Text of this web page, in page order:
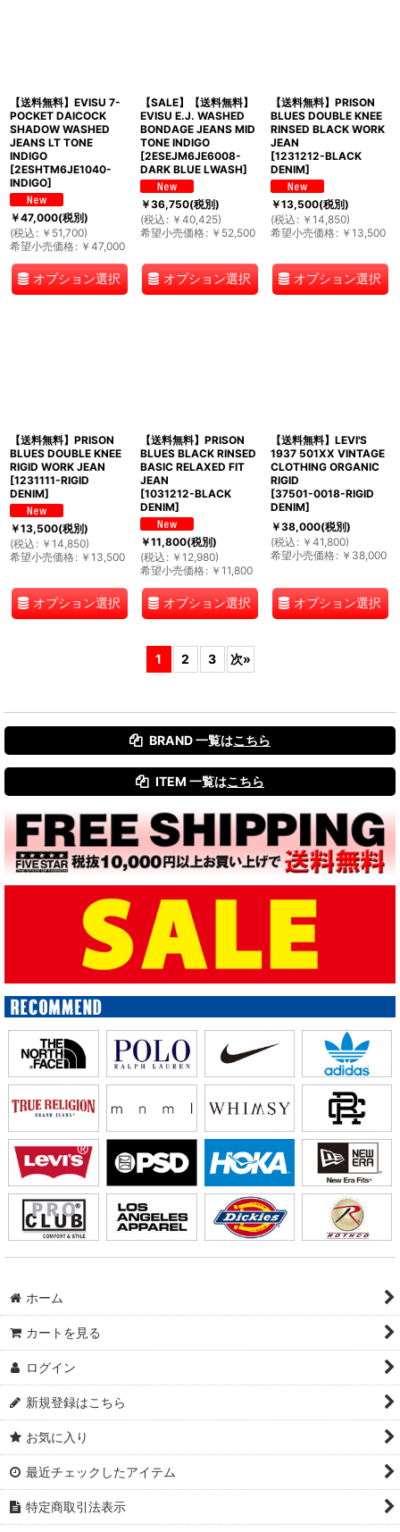
【送料無料】EVISU 7-
POCKET DAICOCK
SHADOW WASHED
JEANS LT TONE
INDIGO
[2ESHTM6JE1040-
INDIGO]
￥47,000(税別)
(税込 : ￥ 51,700)
希望小売価格: ￥ 47,000
オプション選択
【SALE】【送料無料】
EVISU E.J. WASHED
BONDAGE JEANS MID
TONE INDIGO
[2ESEJM6JE6008-
DARK BLUE LWASH]
￥36,750(税別)
(税込 : ￥ 40,425)
希望小売価格: ￥ 52,500
オプション選択
【送料無料】PRISON
BLUES DOUBLE KNEE
RINSED BLACK WORK
JEAN
[1231212-BLACK
DENIM]
￥13,500(税別)
(税込 : ￥ 14,850)
希望小売価格: ￥ 13,500
オプション選択
【送料無料】PRISON
BLUES DOUBLE KNEE
RIGID WORK JEAN
[1231111-RIGID
DENIM]
￥13,500(税別)
(税込 : ￥ 14,850)
希望小売価格: ￥ 13,500
オプション選択
【送料無料】PRISON
BLUES BLACK RINSED
BASIC RELAXED FIT
JEAN
[1031212-BLACK
DENIM]
￥11,800(税別)
(税込 : ￥ 12,980)
希望小売価格: ￥ 11,800
オプション選択
【送料無料】LEVI'S
1937 501XX VINTAGE
CLOTHING ORGANIC
RIGID
[37501-0018-RIGID
DENIM]
￥38,000(税別)
(税込 : ￥ 41,800)
希望小売価格: ￥ 38,000
オプション選択
1 2 3 次»
BRAND 一覧はこちら
ITEM 一覧はこちら
ホーム
カートを見る
ログイン
新規登録はこちら
お気に入り
最近チェックしたアイテム
特定商取引法表示